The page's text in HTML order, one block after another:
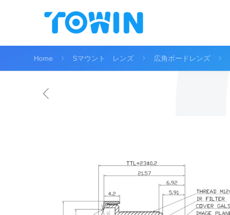
Home Sマウント レンズ 広角ボードレンズ